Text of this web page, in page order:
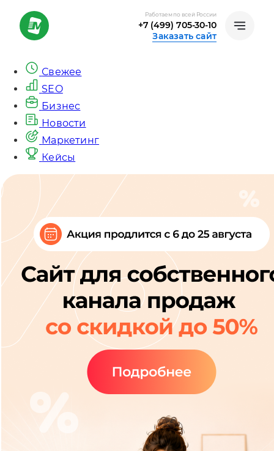
Работаем по всей России
+7 (499) 705-30-10
Заказать сайт
Свежее
SEO
Бизнес
Новости
Маркетинг
Кейсы